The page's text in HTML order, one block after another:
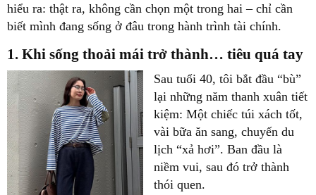
hiểu ra: thật ra, không cần chọn một trong hai – chỉ cần
biết mình đang sống ở đâu trong hành trình tài chính.
1. Khi sống thoải mái trở thành… tiêu quá tay
Sau tuổi 40, tôi bắt đầu “bù”
lại những năm thanh xuân tiết
kiệm: Một chiếc túi xách tốt,
vài bữa ăn sang, chuyến du
lịch “xả hơi”. Ban đầu là
niềm vui, sau đó trở thành
thói quen.